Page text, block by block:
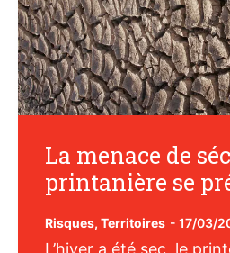
La menace de
printanière se
Risques, Territoires - 17/03/